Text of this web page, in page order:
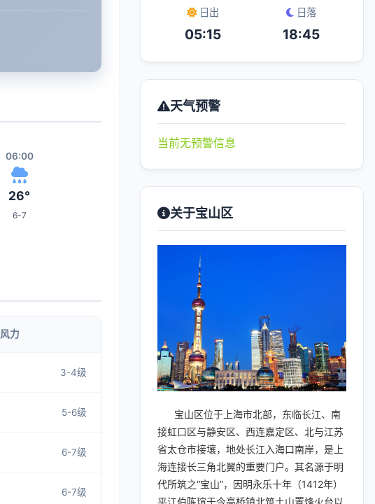
06:00
26°
6-7
5-6
风力
3-4级
5-6级
6-7级
6-7级
日出
05:15
日落
18:45
天气预警
当前无预警信息
关于宝山区
宝山区位于上海市北部，东临长江、南
接虹口区与静安区、西连嘉定区、北与江苏
省太仓市接壤，地处长江入海口南岸，是上
海连接长三角北翼的重要门户。其名源于明
代所筑之“宝山”，因明永乐十年（1412年）
平江伯陈瑄于今高桥镇北筑土山置烽火台以